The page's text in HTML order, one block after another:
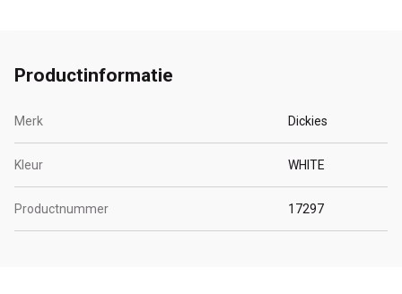
Productinformatie
Merk Dickies
Kleur WHITE
Productnummer 17297